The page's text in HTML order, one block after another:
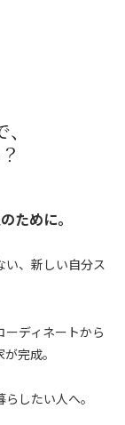
ために。
い、新しい自分ス
ディネートから
完成。
したい人へ。